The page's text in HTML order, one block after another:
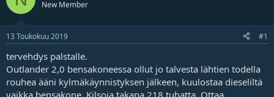
i
k
e
t
u
n
a
l
u
v
ä
m
ä
New Member
13 Toukokuu 2019 #1
tervehdys palstalle.
Outlander 2,0 bensakoneessa ollut jo talvesta lähtien todella
rouhea ääni kylmäkäynnistyksen jälkeen, kuulostaa dieseliltä
vaikka bensakone. Kilsoja takana 218 tuhatta. Ottaa